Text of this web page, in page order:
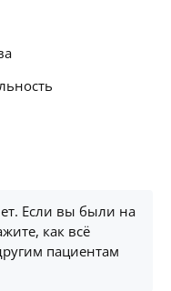
Если вы были на
как всё
пациентам